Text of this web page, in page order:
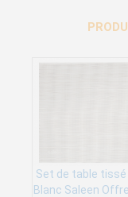
Set de table tissé
Blanc Saleen